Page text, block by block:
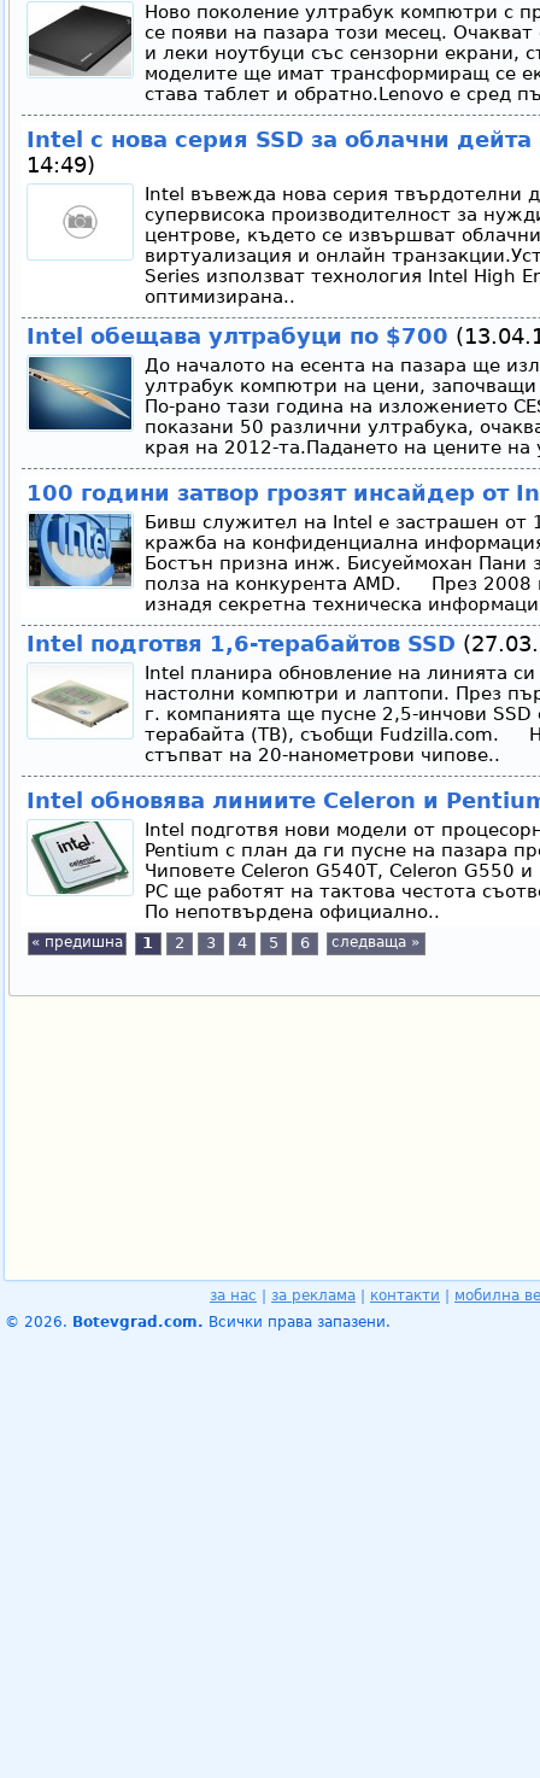
Ново поколение ултрабук компютри с
се появи на пазара този месец.
и леки ноутбуци със сензорни екрани,
моделите ще имат трансформиращ се
става таблет и обратно.Lenovo е сред
Intel с нова серия SSD за облачни
14:49)
Intel въвежда нова серия твърдотелни
супервисока производителност за
центрове, където се извършват
виртуализация и онлайн
Series използват технология Intel High
оптимизирана..
Intel обещава ултрабуци по $700
До началото на есента на пазара ще
ултрабук компютри на цени,
По-рано тази година на изложението
показани 50 различни ултрабука,
края на 2012-та.Падането на цените на
100 години затвор грозят инсайдер от
Бивш служител на Intel е застрашен от
кражба на конфиденциална
Бостън призна инж. Бисуеймохан Пани
полза на конкурента AMD. През 2008
изнадя секретна техническа
Intel подготвя 1,6-терабайтов SSD
Intel планира обновление на линията
настолни компютри и лаптопи. През
г. компанията ще пусне 2,5-инчови SSD
терабайта (TB), съобщи Fudzilla.com.
стъпват на 20-нанометрови чипове..
Intel обновява линиите Celeron и
Intel подготвя нови модели от
Pentium с план да ги пусне на пазара
Чиповете Celeron G540T, Celeron G550
РС ще работят на тактова честота
По непотвърдена официално..
« предишна 1 2 3 4 5 6 следваща »
за нас за реклама контакти
мобилна
© 2026. Botevgrad.com. Всички права запазени.